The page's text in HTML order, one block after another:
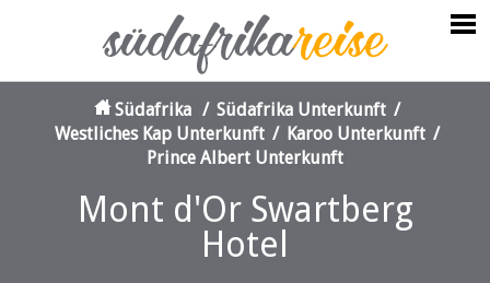
Südafrika / Südafrika Unterkunft /
Westliches Kap Unterkunft / Karoo Unterkunft /
Prince Albert Unterkunft
Mont d'Or Swartberg
Hotel